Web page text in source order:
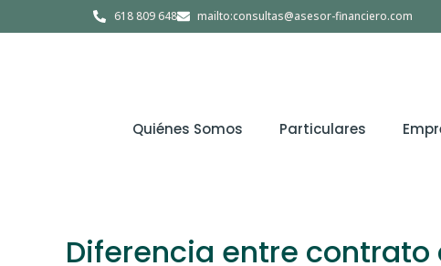
al
618 809 648 mailto:consultas@asesor-financiero.com
Quiénes Somos Particulares
Diferencia entre